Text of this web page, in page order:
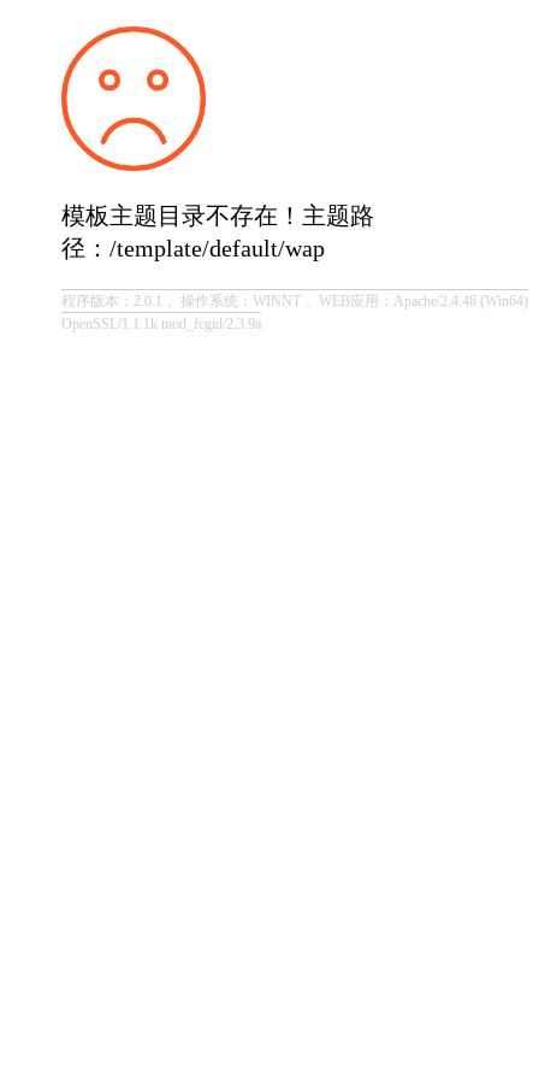
模板主题目录不存在！主题路
径：/template/default/wap
程序版本：2.0.1， 操作系统：WINNT， WEB应用：Apache/2.4.48 (Win64)
OpenSSL/1.1.1k mod_fcgid/2.3.9a